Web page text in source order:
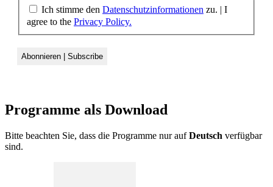
Ich stimme den Datenschutzinformationen zu. | I
agree to the Privacy Policy.
Programme als Download
Bitte beachten Sie, dass die Programme nur aufDeutsch verfügbar
sind.